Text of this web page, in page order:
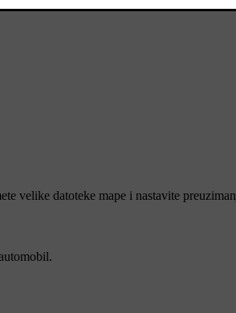
velike datoteke mape i nastavite